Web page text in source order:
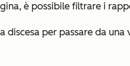
è possibile filtrare i
discesa per passare da